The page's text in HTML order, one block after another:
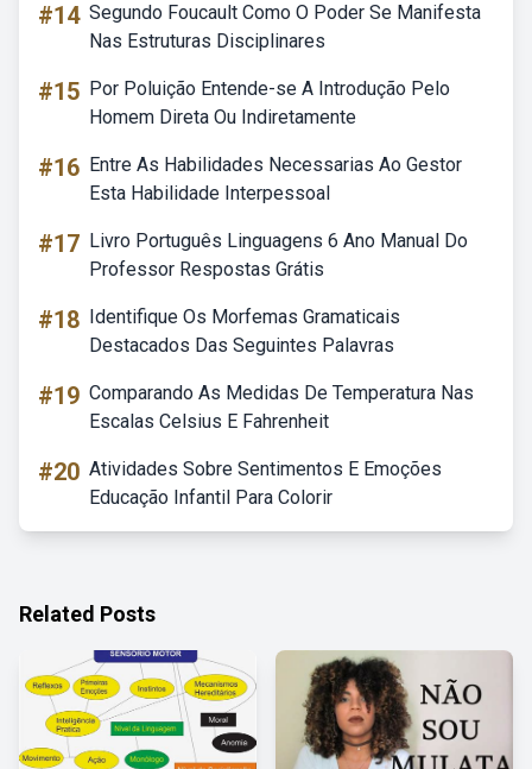
#14 Segundo Foucault Como O Poder Se Manifesta
Nas Estruturas Disciplinares
#15 Por Poluição Entende-se A Introdução Pelo
Homem Direta Ou Indiretamente
#16 Entre As Habilidades Necessarias Ao Gestor
Esta Habilidade Interpessoal
#17 Livro Português Linguagens 6 Ano Manual Do
Professor Respostas Grátis
#18 Identifique Os Morfemas Gramaticais
Destacados Das Seguintes Palavras
#19 Comparando As Medidas De Temperatura Nas
Escalas Celsius E Fahrenheit
#20 Atividades Sobre Sentimentos E Emoções
Educação Infantil Para Colorir
Related Posts